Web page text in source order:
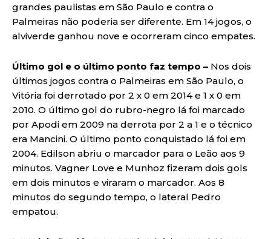
grandes paulistas em São Paulo e contra o
Palmeiras não poderia ser diferente. Em 14 jogos, o
alviverde ganhou nove e ocorreram cinco empates.
Último gol e o último ponto faz tempo – Nos dois
últimos jogos contra o Palmeiras em São Paulo, o
Vitória foi derrotado por 2 x 0 em 2014 e 1 x 0 em
2010. O último gol do rubro-negro lá foi marcado
por Apodi em 2009 na derrota por 2 a 1 e o técnico
era Mancini. O último ponto conquistado lá foi em
2004. Edilson abriu o marcador para o Leão aos 9
minutos. Vagner Love e Munhoz fizeram dois gols
em dois minutos e viraram o marcador. Aos 8
minutos do segundo tempo, o lateral Pedro
empatou.